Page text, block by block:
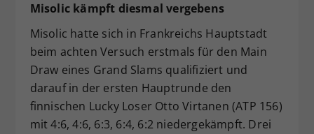
Misolic kämpft diesmal vergebens
Misolic hatte sich in Frankreichs Hauptstadt
beim achten Versuch erstmals für den Main
Draw eines Grand Slams qualifiziert und
darauf in der ersten Hauptrunde den
finnischen Lucky Loser Otto Virtanen (ATP 156)
mit 4:6, 4:6, 6:3, 6:4, 6:2 niedergekämpft. Drei